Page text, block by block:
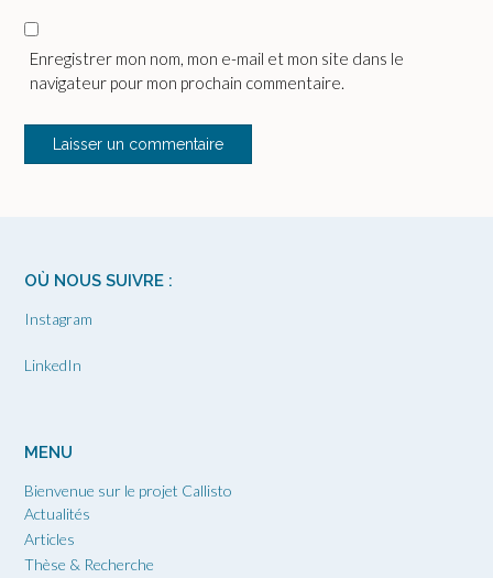
Enregistrer mon nom, mon e-mail et mon site dans le
navigateur pour mon prochain commentaire.
OÙ NOUS SUIVRE :
Instagram
LinkedIn
MENU
Bienvenue sur le projet Callisto
Actualités
Articles
Thèse & Recherche